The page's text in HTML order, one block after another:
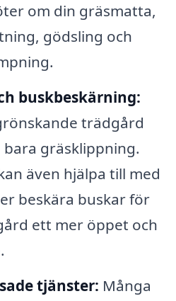
om din gräsmatta,
gödsling och
buskbeskärning:
trädgård
gräsklippning.
även hjälpa till med
beskära buskar för
ett mer öppet och
tjänster: Många